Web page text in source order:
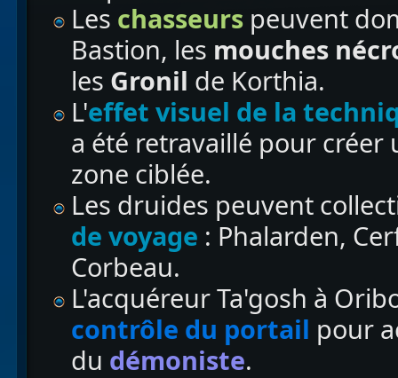
Les chasseurs peuvent
Bastion, les mouches
les Gronil de Korthia.
L'effet visuel de la
a été retravaillé pour
zone ciblée.
Les druides peuvent
de voyage : Phalarden,
Corbeau.
L'acquéreur Ta'gosh à
contrôle du portail pour
du démoniste.